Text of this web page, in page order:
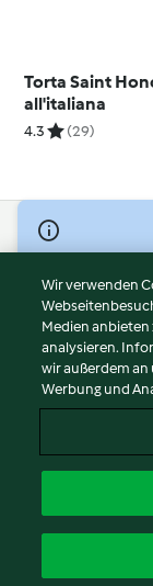
Torta Saint
all'italiana
4.3 (29)
© Copyright 2026
Disclaimer
Impressum
Cookies
Abo kündigen
Erklärung zur
Wir verwenden
Medien
analysieren.
wir außerdem an
Werbung und